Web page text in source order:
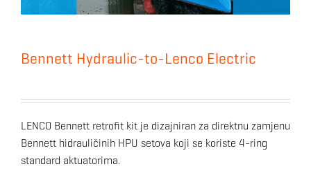
Bennett Hydraulic-to-Lenco Electric
LENCO Bennett retrofit kit je dizajniran za direktnu zamjenu
Bennett hidrauličinih HPU setova koji se koriste 4-ring
standard aktuatorima.